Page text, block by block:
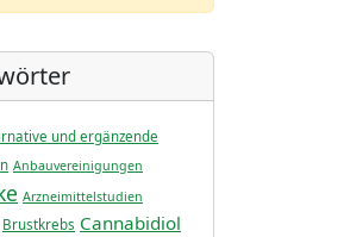
und ergänzende
Anbauvereinigungen
Arzneimittelstudien
Brustkrebs Cannabidiol